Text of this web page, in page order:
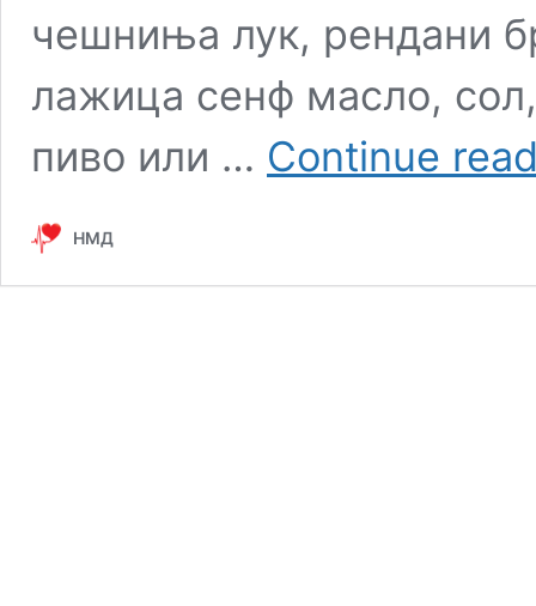
чешниња лук, рендани
лажица сенф масло,
пиво или … Continue
НМД